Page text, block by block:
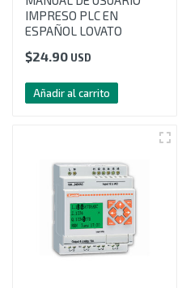
IMPRESO PLC EN
ESPAÑOL LOVATO
$24.90 USD
Añadir al carrito